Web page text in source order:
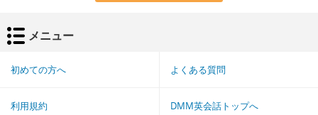
メニュー
初めての方へ よくある質問
利用規約 DMM英会話トップへ